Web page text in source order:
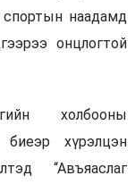
наадамд
онцлогтой
холбооны
хүрэлцэн
“Авъяаслаг